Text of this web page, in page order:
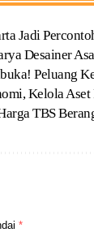
Jadi
Desainer
Peluang
Kelola
TBS
*